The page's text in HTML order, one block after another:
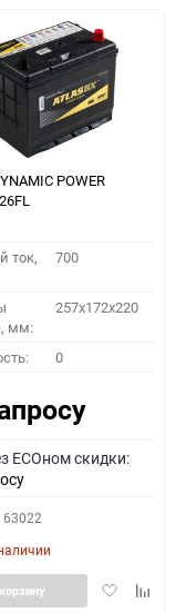
POWER
ток,
700
мм:
257x172x220
0
ECOном скидки:
63022
Добавить